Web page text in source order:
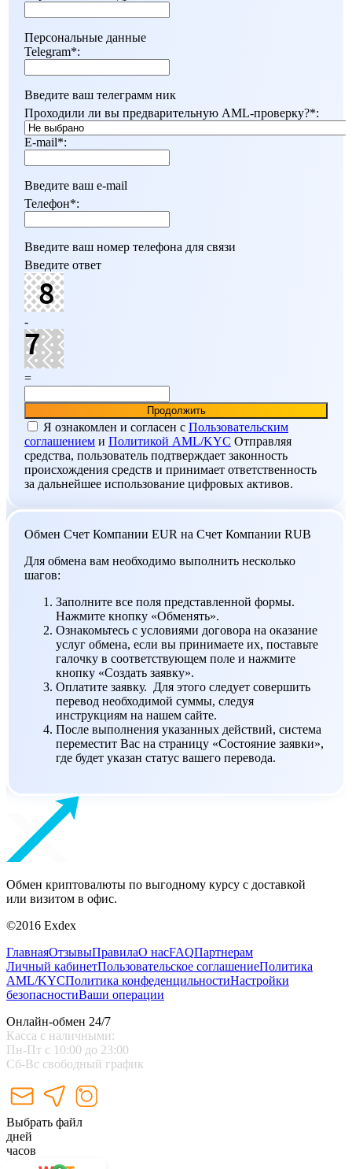
Персональные данные
Telegram*:
Введите ваш телеграмм ник
Проходили ли вы предварительную AML-проверку?*:
E-mail*:
Введите ваш e-mail
Телефон*:
Введите ваш номер телефона для связи
Введите ответ
-
=
Я ознакомлен и согласен c Пользовательским
соглашением и Политикой AML/KYC Отправляя
средства, пользователь подтверждает законность
происхождения средств и принимает ответственность
за дальнейшее использование цифровых активов.
Обмен Счет Компании EUR на Счет Компании RUB
Для обмена вам необходимо выполнить несколько
шагов:
Заполните все поля представленной формы.
Нажмите кнопку «Обменять».
Ознакомьтесь с условиями договора на оказание
услуг обмена, если вы принимаете их, поставьте
галочку в соответствующем поле и нажмите
кнопку «Создать заявку».
Оплатите заявку. Для этого следует совершить
перевод необходимой суммы, следуя
инструкциям на нашем сайте.
После выполнения указанных действий, система
переместит Вас на страницу «Состояние заявки»,
где будет указан статус вашего перевода.
Обмен криптовалюты по выгодному курсу с доставкой
или визитом в офис.
©2016 Exdex
ГлавнаяОтзывыПравилаО насFAQПартнерам
Личный кабинетПользовательское соглашениеПолитика
AML/KYCПолитика конфеденцильностиНастройки
безопасностиВаши операции
Онлайн-обмен 24/7
Касса с наличными:
Пн-Пт с 10:00 до 23:00
Сб-Вс свободный график
Выбрать файл
дней
часов